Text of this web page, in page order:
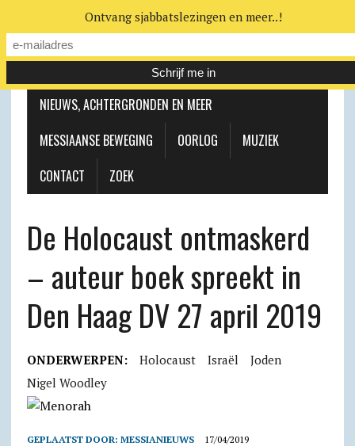
MESSIAANSE GEMEENTE
NIEUWS, ACHTERGRONDEN EN MEER
MESSIAANSE BEWEGING
OORLOG
MUZIEK
CONTACT
ZOEK
De Holocaust ontmaskerd
– auteur boek spreekt in
Den Haag DV 27 april 2019
ONDERWERPEN: Holocaust Israël
Joden
Nigel Woodley
GEPLAATST DOOR: MESSIANIEUWS 17/04/2019
Ontvang sjabbatslezingen en meer..!